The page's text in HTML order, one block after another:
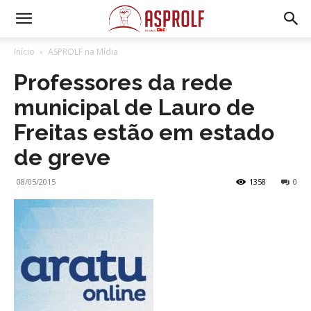
Início ASPROLF na Mídia
Professores da rede
municipal de Lauro de
Freitas estão em estado
de greve
08/05/2015 0
1358